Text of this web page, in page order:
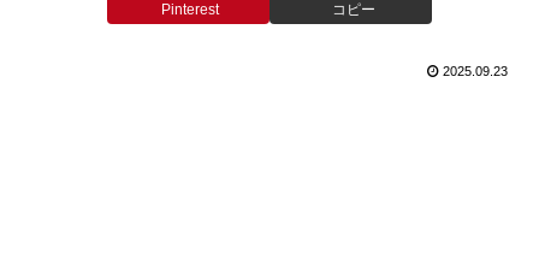
Pinterest コピー
2025.09.23